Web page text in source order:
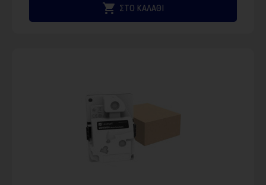
 ΣΤΟ ΚΑΛΑΘΙ